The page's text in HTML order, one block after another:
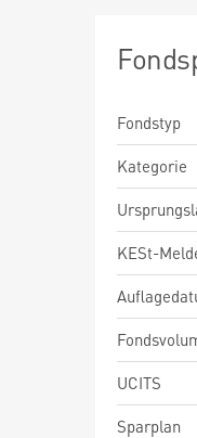
Fondstyp
Kategorie
KESt-
UCITS
Sparplan